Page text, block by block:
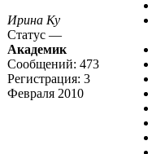
Ирина Ку
Статус —
Академик
Сообщений: 473
Регистрация: 3
Февраля 2010